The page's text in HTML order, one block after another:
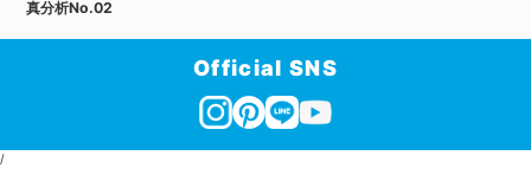
真分析No.02
Official SNS
/